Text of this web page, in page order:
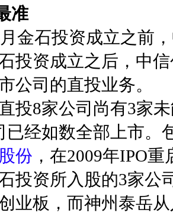
准
金石投资成立之前
投资成立之后，中
公司的直投业务。
投8家公司尚有3家
已经如数全部上市。
份 ，在2009年IPO
投资所入股的3家公
业板，而神州泰岳